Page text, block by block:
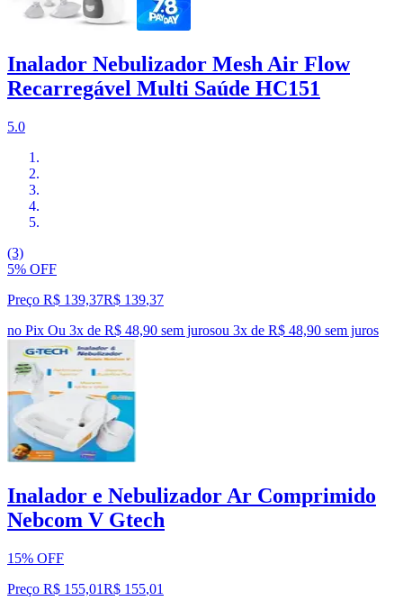
Inalador Nebulizador Mesh Air Flow
Recarregável Multi Saúde HC151
5.0
(3)
5% OFF
Preço R$ 139,37R$ 139,37
no Pix Ou 3x de R$ 48,90 sem jurosou 3x de R$ 48,90 sem juros
Inalador e Nebulizador Ar Comprimido
Nebcom V Gtech
15% OFF
Preço R$ 155,01R$ 155,01